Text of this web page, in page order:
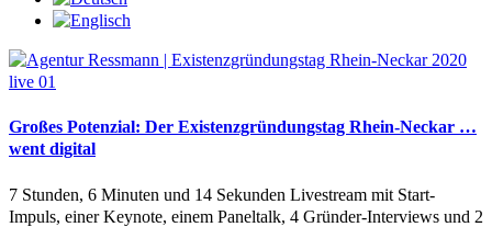
Großes Potenzial: Der Existenzgründungstag Rhein-Neckar …
went digital
7 Stunden, 6 Minuten und 14 Sekunden Livestream mit Start-
Impuls, einer Keynote, einem Paneltalk, 4 Gründer-Interviews und 2